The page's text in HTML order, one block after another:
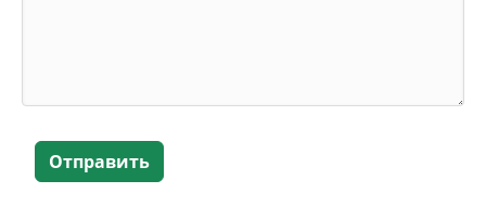
Отправить